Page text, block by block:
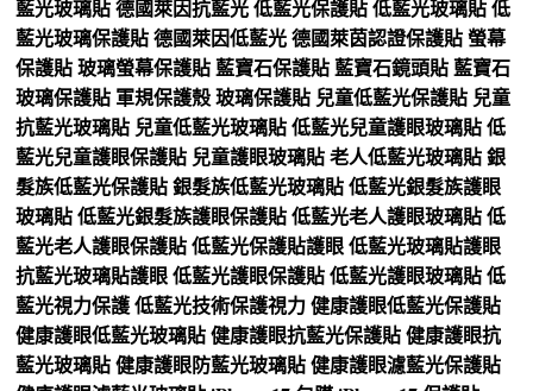
藍光玻璃貼德國萊因抗藍光低藍光保護貼低藍光玻璃貼低
藍光玻璃保護貼德國萊因低藍光德國萊茵認證保護貼螢幕
保護貼玻璃螢幕保護貼藍寶石保護貼藍寶石鏡頭貼藍寶石
玻璃保護貼 軍規保護殼玻璃保護貼 兒童低藍光保護貼 兒童
抗藍光玻璃貼 兒童低藍光玻璃貼低藍光兒童護眼玻璃貼低
藍光兒童護眼保護貼 兒童護眼玻璃貼老人低藍光玻璃貼銀
髮族低藍光保護貼銀髮族低藍光玻璃貼低藍光銀髮族護眼
玻璃貼低藍光銀髮族護眼保護貼低藍光老人護眼玻璃貼低
藍光老人護眼保護貼低藍光保護貼護眼低藍光玻璃貼護眼
抗藍光玻璃貼護眼低藍光護眼保護貼低藍光護眼玻璃貼低
藍光視力保護低藍光技術保護視力健康護眼低藍光保護貼
健康護眼低藍光玻璃貼健康護眼抗藍光保護貼健康護眼抗
藍光玻璃貼健康護眼防藍光玻璃貼健康護眼濾藍光保護貼